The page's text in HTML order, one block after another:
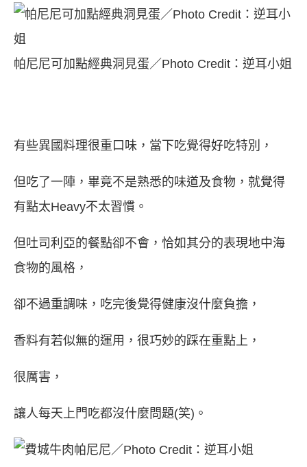
帕尼尼可加點經典洞見蛋／Photo Credit：逆耳小姐
有些異國料理很重口味，當下吃覺得好吃特別，
但吃了一陣，畢竟不是熟悉的味道及食物，就覺得
有點太Heavy不太習慣。
但吐司利亞的餐點卻不會，恰如其分的表現地中海
食物的風格，
卻不過重調味，吃完後覺得健康沒什麼負擔，
香料有若似無的運用，很巧妙的踩在重點上，
很厲害，
讓人每天上門吃都沒什麼問題(笑)。